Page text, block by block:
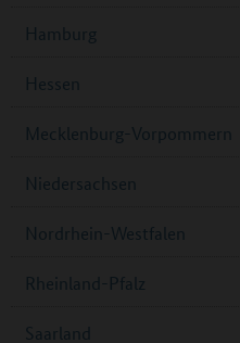
Hamburg
Hessen
Mecklenburg-Vorpommern
Niedersachsen
Nordrhein-Westfalen
Rheinland-Pfalz
Saarland